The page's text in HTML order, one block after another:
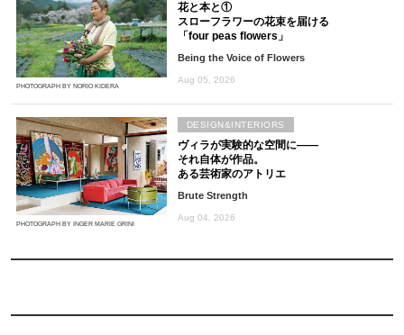
PHOTOGRAPH BY NORIO KIDERA
花と本と①
スローフラワーの花束を届ける
「four peas flowers」
Being the Voice of Flowers
Aug 05, 2026
PHOTOGRAPH BY INGER MARIE GRINI
ヴィラが実験的な空間に――
それ自体が作品。
ある芸術家のアトリエ
Brute Strength
Aug 04, 2026
DESIGN&INTERIORS